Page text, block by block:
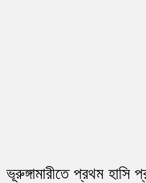
ভূরুঙ্গামারীতে প্রথম হাসি